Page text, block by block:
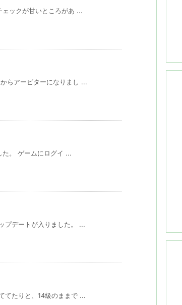
ックが甘いところがあ ...
らアービターになりまし ...
。 ゲームにログイ ...
プデートが入りました。 ...
てたりと、14級のままで ...